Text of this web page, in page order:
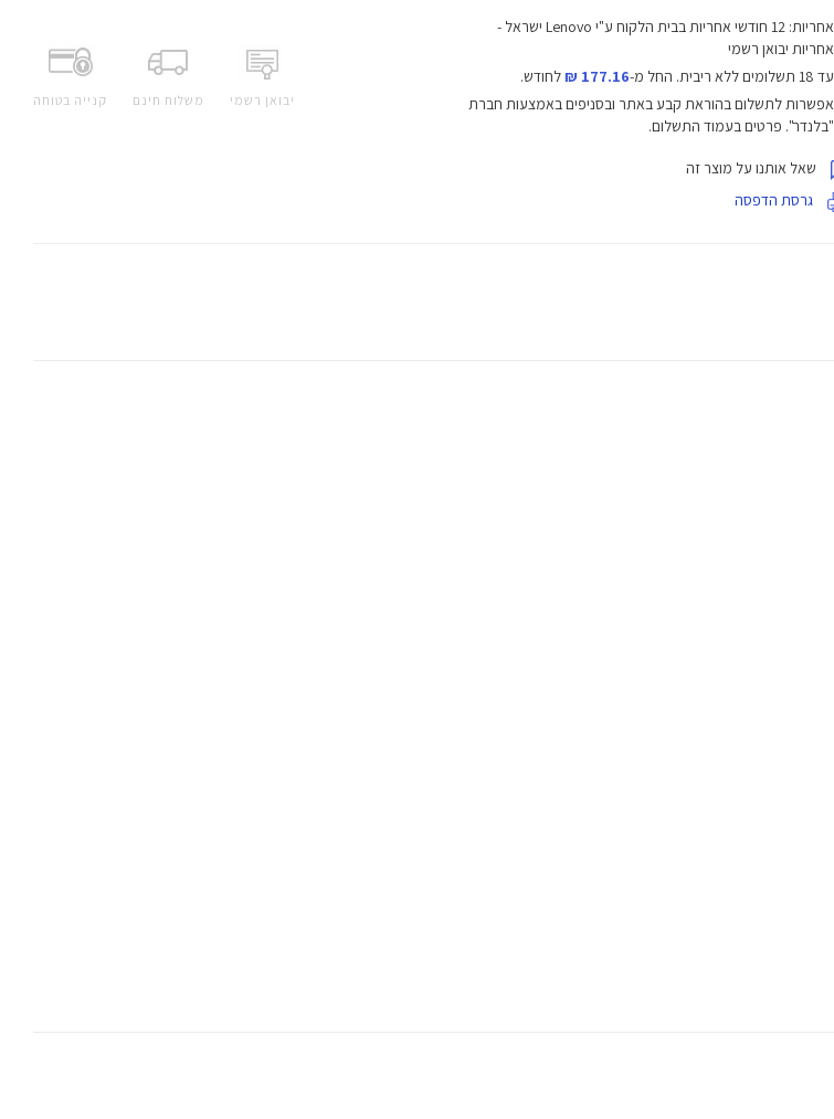
יבואן רשמי משלוח חינם קנייה בטוחה
אחריות: 12 חודשי אחריות בבית הלקוח ע"י Lenovo ישראל -
אחריות יבואן רשמי
עד 18 תשלומים ללא ריבית.
החל מ-177.16 ₪
לחודש.
אפשרות לתשלום בהוראת קבע באתר ובסניפים באמצעות חברת
"בלנדר". פרטים בעמוד התשלום.
שאל אותנו על מוצר זה
גרסת הדפסה